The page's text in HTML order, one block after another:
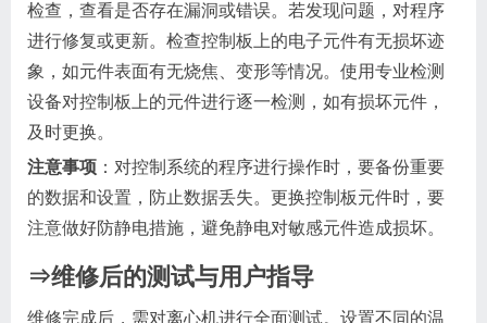
检查，查看是否存在漏洞或错误。若发现问题，对程序
进行修复或更新。检查控制板上的电子元件有无损坏迹
象，如元件表面有无烧焦、变形等情况。使用专业检测
设备对控制板上的元件进行逐一检测，如有损坏元件，
及时更换。
注意事项 ：对控制系统的程序进行操作时，要备份重要
的数据和设置，防止数据丢失。更换控制板元件时，要
注意做好防静电措施，避免静电对敏感元件造成损坏。
⇒维修后的测试与用户指导
维修完成后，需对离心机进行全面测试。设置不同的温